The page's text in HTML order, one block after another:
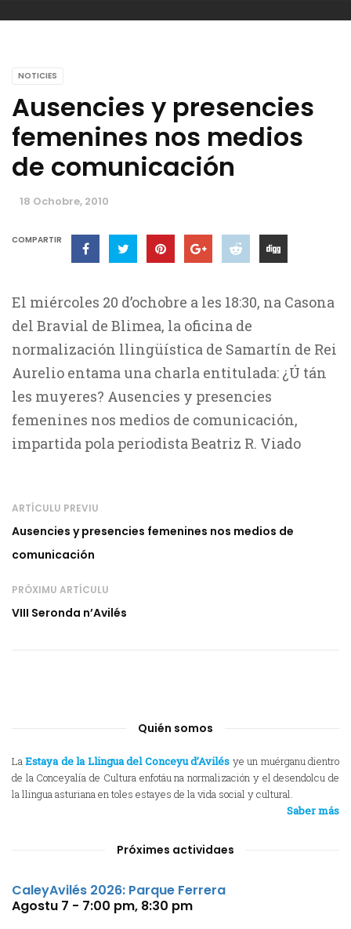
NOTICIES
Ausencies y presencies
femenines nos medios
de comunicación
18 Ochobre, 2010
COMPARTIR
El miércoles 20 d’ochobre a les 18:30, na Casona
del Bravial de Blimea, la oficina de
normalización llingüística de Samartín de Rei
Aurelio entama una charla entitulada: ¿Ú tán
les muyeres? Ausencies y presencies
femenines nos medios de comunicación,
impartida pola periodista Beatriz R. Viado
ARTÍCULU PREVIU
Ausencies y presencies femenines nos medios de
comunicación
PRÓXIMU ARTÍCULU
VIII Seronda n’Avilés
Quién somos
LaEstaya de la Llingua del Conceyu d’Avilés ye un muérganu dientro
de la Conceyalía de Cultura enfotáu na normalización y el desendolcu de
la llingua asturiana en toles estayes de la vida social y cultural.
Saber más
Próximes actividaes
CaleyAvilés 2026: Parque Ferrera
Agostu 7 - 7:00 pm, 8:30 pm